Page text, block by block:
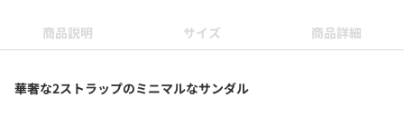
商品説明 サイズ 商品詳細
華奢な2ストラップのミニマルなサンダル